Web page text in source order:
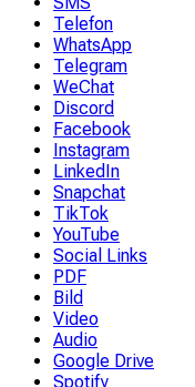
Telefon
WhatsApp
Telegram
WeChat
Discord
Facebook
Instagram
LinkedIn
Snapchat
TikTok
YouTube
Social Links
PDF
Bild
Video
Audio
Google Drive
Spotify